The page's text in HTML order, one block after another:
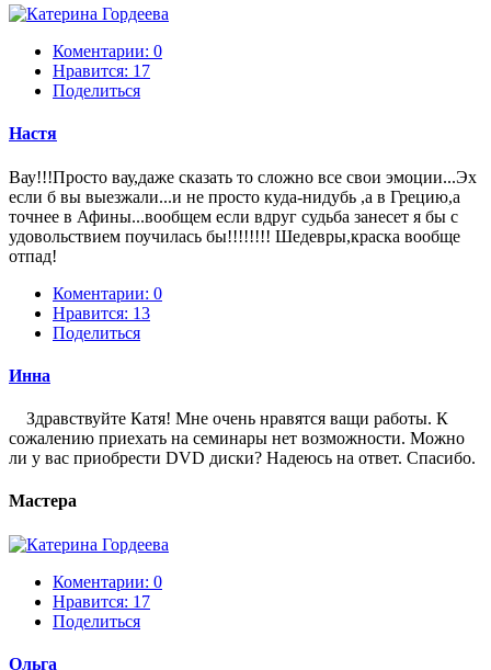
Коментарии: 0
Нравится: 17
Поделиться
Настя
Вау!!!Просто вау,даже сказать то сложно все свои эмоции...Эх
если б вы выезжали...и не просто куда-нидубь ,а в Грецию,а
точнее в Афины...вообщем если вдруг судьба занесет я бы с
удовольствием поучилась бы!!!!!!!! Шедевры,краска вообще
отпад!
Коментарии: 0
Нравится: 13
Поделиться
Инна
Здравствуйте Катя! Мне очень нравятся ващи работы. К
сожалению приехать на семинары нет возможности. Можно
ли у вас приобрести DVD диски? Надеюсь на ответ. Спасибо.
Мастера
Коментарии: 0
Нравится: 17
Поделиться
Ольга